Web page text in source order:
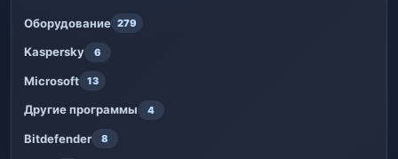
Оборудование 279
Kaspersky 6
Microsoft 13
Другие программы 4
Bitdefender 8